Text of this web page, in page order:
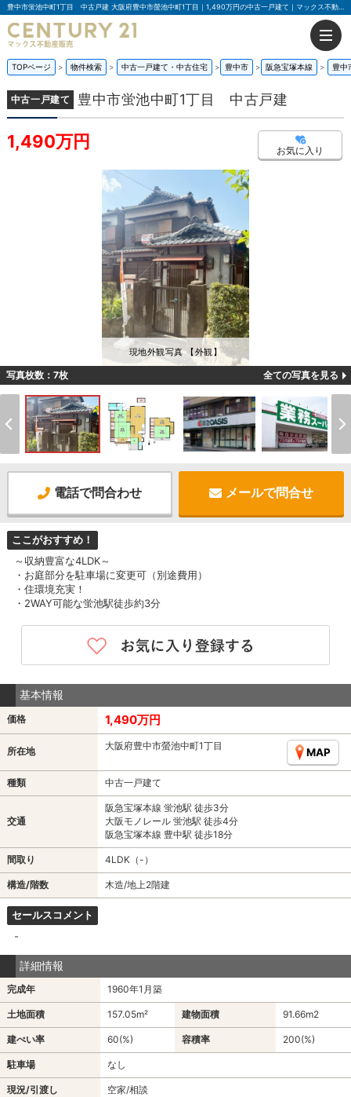
豊中市蛍池中町1丁目 中古戸建 大阪府豊中市螢池中町1丁目｜1,490万円の中古一戸建て｜マックス不動産販売 豊中店
TOPページ 物件検索 中古一戸建て・中古住宅 豊中市 阪急宝塚本線 豊中
中古一戸建て 豊中市蛍池中町1丁目 中古戸建
1,490万円 お気に入り
現地外観写真 【外観】
写真枚数：7枚 全ての写真を見る
電話で問合わせ メールで問合せ
ここがおすすめ！
～収納豊富な4LDK～
・お庭部分を駐車場に変更可（別途費用）
・住環境充実！
・2WAY可能な蛍池駅徒歩約3分
基本情報
価格 1,490万円
所在地 大阪府豊中市螢池中町1丁目
MAP
種類 中古一戸建て
交通
阪急宝塚本線 蛍池駅 徒歩3分
大阪モノレール 蛍池駅 徒歩4分
阪急宝塚本線 豊中駅 徒歩18分
間取り 4LDK（-）
構造/階数 木造/地上2階建
セールスコメント
-
詳細情報
完成年 1960年1月築
土地面積 157.05m² 建物面積 91.66m2
建ぺい率 60(%) 容積率 200(%)
駐車場 なし
現況/引渡し 空家/相談